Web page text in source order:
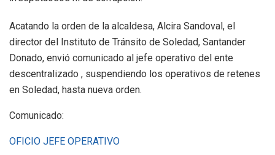
Acatando la orden de la alcaldesa, Alcira Sandoval, el
director del Instituto de Tránsito de Soledad, Santander
Donado, envió comunicado al jefe operativo del ente
descentralizado , suspendiendo los operativos de retenes
en Soledad, hasta nueva orden.
Comunicado:
OFICIO JEFE OPERATIVO